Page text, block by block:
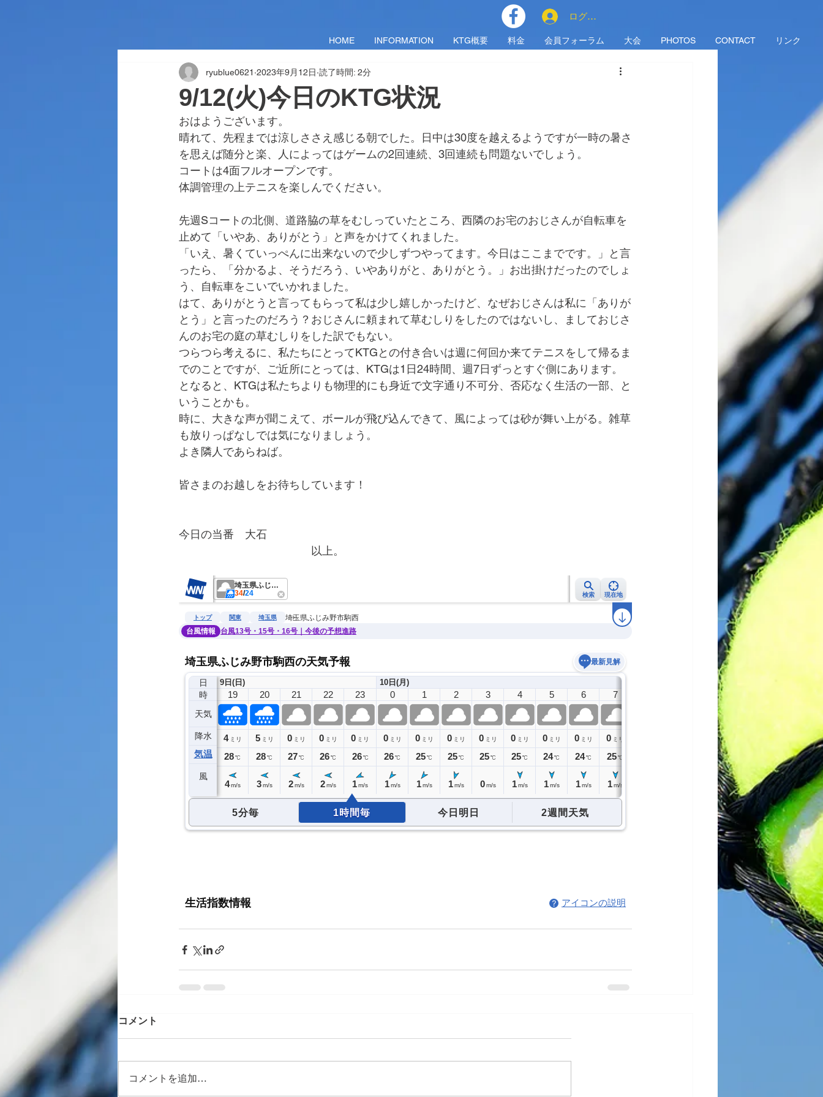
HOME INFORMATION KTG概要 料金 会員フォーラム 大会 PHOTOS CONTACT リンク
ログイン
9/12(火)今日のKTG状況
ryublue0621 2023年9月12日 読了時間: 2分
おはようございます。
晴れて、先程までは涼しささえ感じる朝でした。日中は30度を越えるようですが一時の暑さ
を思えば随分と楽、人によってはゲームの2回連続、3回連続も問題ないでしょう。
コートは4面フルオープンです。
体調管理の上テニスを楽しんでください。
先週Sコートの北側、道路脇の草をむしっていたところ、西隣のお宅のおじさんが自転車を
止めて「いやあ、ありがとう」と声をかけてくれました。
「いえ、暑くていっぺんに出来ないので少しずつやってます。今日はここまでです。」と言
ったら、「分かるよ、そうだろう、いやありがと、ありがとう。」お出掛けだったのでしょ
う、自転車をこいでいかれました。
はて、ありがとうと言ってもらって私は少し嬉しかったけど、なぜおじさんは私に「ありが
とう」と言ったのだろう？おじさんに頼まれて草むしりをしたのではないし、ましておじさ
んのお宅の庭の草むしりをした訳でもない。
つらつら考えるに、私たちにとってKTGとの付き合いは週に何回か来てテニスをして帰るま
でのことですが、ご近所にとっては、KTGは1日24時間、週7日ずっとすぐ側にあります。
となると、KTGは私たちよりも物理的にも身近で文字通り不可分、否応なく生活の一部、と
いうことかも。
時に、大きな声が聞こえて、ボールが飛び込んできて、風によっては砂が舞い上がる。雑草
も放りっぱなしでは気になりましょう。
よき隣人であらねば。
皆さまのお越しをお待ちしています！
今日の当番　大石
以上。
コメント
コメントを追加…